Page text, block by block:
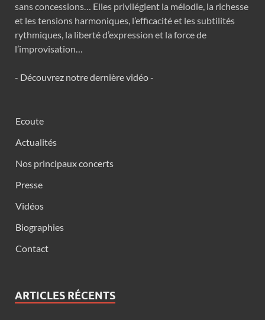
sans concessions… Elles privilégient la mélodie, la richesse
et les tensions harmoniques, l’efficacité et les subtilités
rythmiques, la liberté d’expression et la force de
l’improvisation…
- Découvrez notre dernière vidéo -
Ecoute
Actualités
Nos principaux concerts
Presse
Vidéos
Biographies
Contact
ARTICLES RÉCENTS